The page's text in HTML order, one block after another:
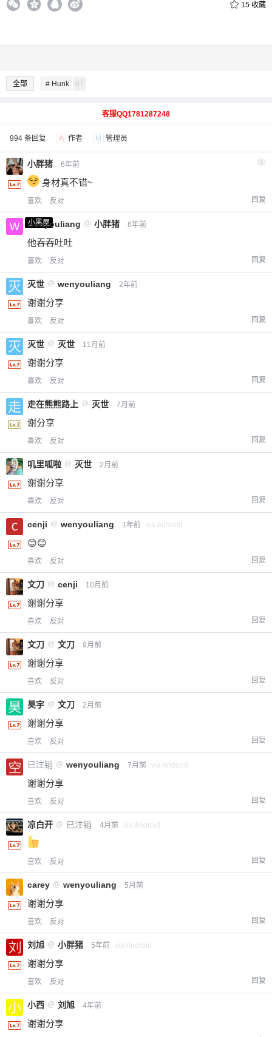
15 收藏
全部 # Hunk 67
客服QQ1781287248
994 条回复 A 作者 M 管理员
小胖猪 6年前 1
身材真不错~
喜欢 反对 回复
小黑屋
wenyouliang @ 小胖猪 6年前
他吞吞吐吐
喜欢 反对 回复
灭世 @ wenyouliang 2年前
谢谢分享
喜欢 反对 回复
灭世 @ 灭世 11月前
谢谢分享
喜欢 反对 回复
走在熊熊路上 @ 灭世 7月前
谢分享
喜欢 反对 回复
叽里呱啦 @ 灭世 2月前
谢谢分享
喜欢 反对 回复
cenji @ wenyouliang 1年前 via Android
😊😊
喜欢 反对 回复
文刀 @ cenji 10月前
谢谢分享
喜欢 反对 回复
文刀 @ 文刀 9月前
谢谢分享
喜欢 反对 回复
昊宇 @ 文刀 2月前
谢谢分享
喜欢 反对 回复
已注销 @ wenyouliang 7月前 via Android
谢谢分享
喜欢 反对 回复
凉白开 @ 已注销 4月前 via Android
喜欢 反对 回复
carey @ wenyouliang 5月前
谢谢分享
喜欢 反对 回复
刘旭 @ 小胖猪 5年前 via Android
谢谢分享
喜欢 反对 回复
小西 @ 刘旭 4年前
谢谢分享